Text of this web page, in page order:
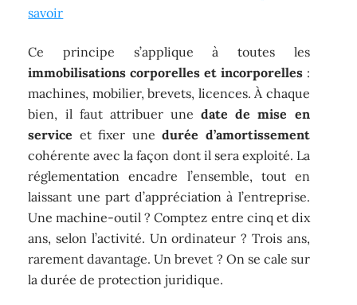
savoir
Ce principe s’applique à toutes les
immobilisations corporelles et incorporelles:
machines, mobilier, brevets, licences. À chaque
bien, il faut attribuer unedate de mise en
service et fixer unedurée d’amortissement
cohérente avec la façon dont il sera exploité. La
réglementation encadre l’ensemble, tout en
laissant une part d’appréciation à l’entreprise.
Une machine-outil ? Comptez entre cinq et dix
ans, selon l’activité. Un ordinateur ? Trois ans,
rarement davantage. Un brevet ? On se cale sur
la durée de protection juridique.